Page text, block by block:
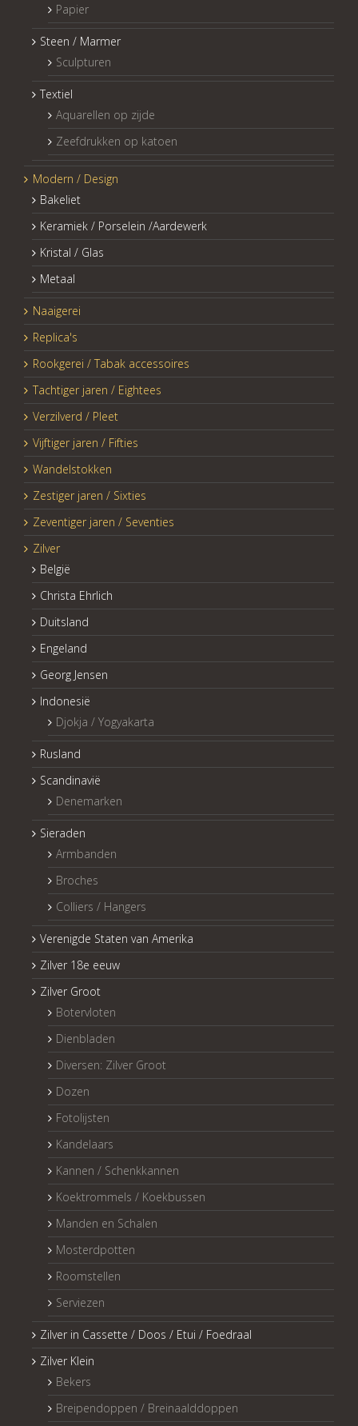
Papier
Steen / Marmer
Sculpturen
Textiel
Aquarellen op zijde
Zeefdrukken op katoen
Modern / Design
Bakeliet
Keramiek / Porselein /Aardewerk
Kristal / Glas
Metaal
Naaigerei
Replica's
Rookgerei / Tabak accessoires
Tachtiger jaren / Eightees
Verzilverd / Pleet
Vijftiger jaren / Fifties
Wandelstokken
Zestiger jaren / Sixties
Zeventiger jaren / Seventies
Zilver
België
Christa Ehrlich
Duitsland
Engeland
Georg Jensen
Indonesië
Djokja / Yogyakarta
Rusland
Scandinavië
Denemarken
Sieraden
Armbanden
Broches
Colliers / Hangers
Verenigde Staten van Amerika
Zilver 18e eeuw
Zilver Groot
Botervloten
Dienbladen
Diversen: Zilver Groot
Dozen
Fotolijsten
Kandelaars
Kannen / Schenkkannen
Koektrommels / Koekbussen
Manden en Schalen
Mosterdpotten
Roomstellen
Serviezen
Zilver in Cassette / Doos / Etui / Foedraal
Zilver Klein
Bekers
Breipendoppen / Breinaalddoppen